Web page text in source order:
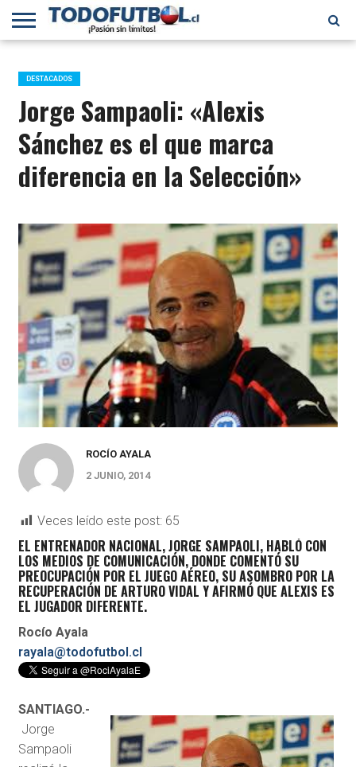
PRIMERA
B
SELECCIÓN
CHILENA
CHILENOS
EN EL
MUNDO
FÚTBOL
INTERNACIONAL
DESTACADOS
Jorge Sampaoli: «Alexis
Sánchez es el que marca
diferencia en la Selección»
ROCÍO AYALA
2 JUNIO, 2014
Veces leído este post: 65
EL ENTRENADOR NACIONAL, JORGE SAMPAOLI, HABLÓ CON
LOS MEDIOS DE COMUNICACIÓN, DONDE COMENTÓ SU
PREOCUPACIÓN POR EL JUEGO AÉREO, SU ASOMBRO POR LA
RECUPERACIÓN DE ARTURO VIDAL Y AFIRMÓ QUE ALEXIS ES
EL JUGADOR DIFERENTE.
Rocío Ayala
rayala@todofutbol.cl
SANTIAGO.-
Jorge
Sampaoli